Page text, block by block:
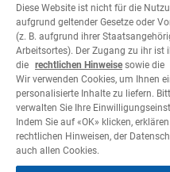
13. Wer ist
kann ich mich
Diese Website ist nicht für die
aufgrund geltender Gesetze oder
(z. B. aufgrund ihrer
Arbeitsortes). Der Zugang zu ihr ist
die rechtlichen Hinweisesowie die
Wir verwenden Cookies, um Ihnen
personalisierte Inhalte zu liefern.
verwalten Sie Ihre
Indem Sie auf «OK» klicken,
rechtlichen Hinweisen, der
auch allen Cookies.